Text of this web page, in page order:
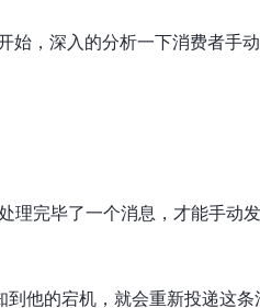
，深入的分析一下消费者手
理完毕了一个消息，才能手动
他的宕机，就会重新投递这